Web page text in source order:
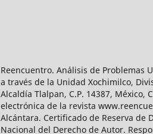
Reencuentro. Análisis de Problemas
a través de la Unidad Xochimilco,
Alcaldía Tlalpan, C.P. 14387, México,
electrónica de la revista
Alcántara. Certificado de Reserva de
Nacional del Derecho de Autor.